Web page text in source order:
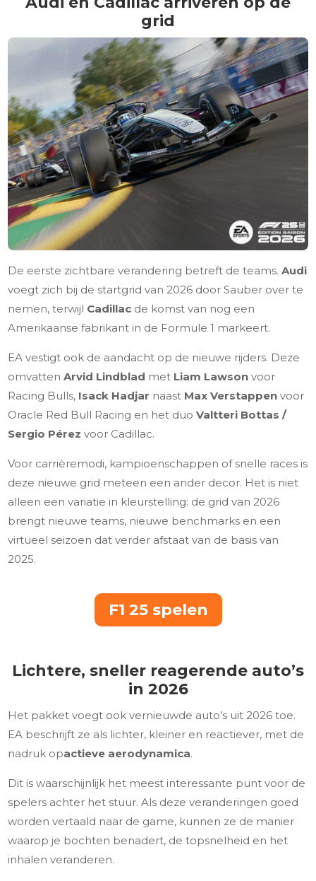
grid
De eerste zichtbare verandering betreft de teams.Audi
voegt zich bij de startgrid van 2026 door Sauber over te
nemen, terwijl Cadillac de komst van nog een
Amerikaanse fabrikant in de Formule 1 markeert.
EA vestigt ook de aandacht op de nieuwe rijders. Deze
omvattenArvid Lindblad met Liam Lawson voor
Racing Bulls, Isack Hadjar naast Max Verstappen voor
Oracle Red Bull Racing en het duoValtteri Bottas /
Sergio Pérez voor Cadillac.
Voor carrièremodi, kampioenschappen of snelle races is
deze nieuwe grid meteen een ander decor. Het is niet
alleen een variatie in kleurstelling: de grid van 2026
brengt nieuwe teams, nieuwe benchmarks en een
virtueel seizoen dat verder afstaat van de basis van
2025.
F1 25 spelen
Lichtere, sneller reagerende auto’s
in 2026
Het pakket voegt ook vernieuwde auto’s uit 2026 toe.
EA beschrijft ze als lichter, kleiner en reactiever, met de
nadruk opactieve aerodynamica.
Dit is waarschijnlijk het meest interessante punt voor de
spelers achter het stuur. Als deze veranderingen goed
worden vertaald naar de game, kunnen ze de manier
waarop je bochten benadert, de topsnelheid en het
inhalen veranderen.